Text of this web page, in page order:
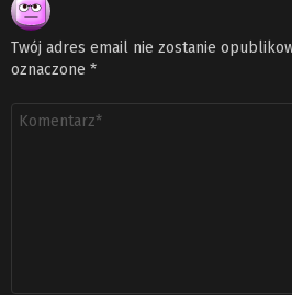
Twój adres email nie zostanie
oznaczone *